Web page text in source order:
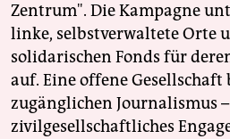
Zentrum". Die Kampagne
linke, selbstverwaltete Orte
solidarischen Fonds für
auf. Eine offene
zugänglichen Journalismus
zivilgesellschaftliches